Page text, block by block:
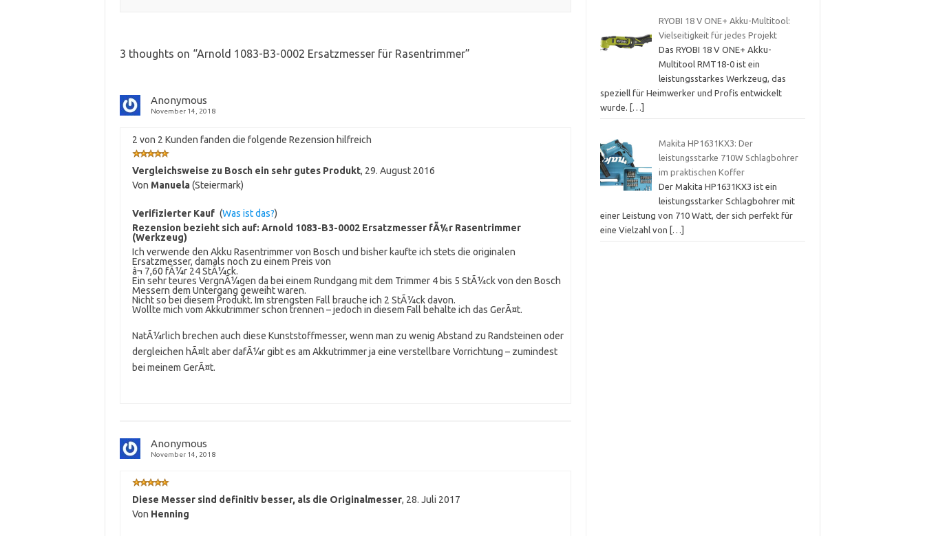
3 thoughts on “Arnold 1083-B3-0002 Ersatzmesser für Rasentrimmer”
Anonymous
November 14, 2018
2 von 2 Kunden fanden die folgende Rezension hilfreich
Vergleichsweise zu Bosch ein sehr gutes Produkt, 29. August 2016
Von Manuela(Steiermark)
Verifizierter Kauf (Was ist das?)
Rezension bezieht sich auf: Arnold 1083-B3-0002 Ersatzmesser fÃ¼r Rasentrimmer
(Werkzeug)
Ich verwende den Akku Rasentrimmer von Bosch und bisher kaufte ich stets die originalen
Ersatzmesser, damals noch zu einem Preis von
â¬ 7,60 fÃ¼r 24 StÃ¼ck.
Ein sehr teures VergnÃ¼gen da bei einem Rundgang mit dem Trimmer 4 bis 5 StÃ¼ck von den Bosch
Messern dem Untergang geweiht waren.
Nicht so bei diesem Produkt. Im strengsten Fall brauche ich 2 StÃ¼ck davon.
Wollte mich vom Akkutrimmer schon trennen – jedoch in diesem Fall behalte ich das GerÃ¤t.
NatÃ¼rlich brechen auch diese Kunststoffmesser, wenn man zu wenig Abstand zu Randsteinen oder
dergleichen hÃ¤lt aber dafÃ¼r gibt es am Akkutrimmer ja eine verstellbare Vorrichtung – zumindest
bei meinem GerÃ¤t.
Anonymous
November 14, 2018
Diese Messer sind definitiv besser, als die Originalmesser, 28. Juli 2017
Von Henning
RYOBI 18 V ONE+ Akku-Multitool:
Vielseitigkeit für jedes Projekt
Das RYOBI 18 V ONE+ Akku-
Multitool RMT18-0 ist ein
leistungsstarkes Werkzeug, das
speziell für Heimwerker und Profis entwickelt
wurde.
[…]
Makita HP1631KX3: Der
leistungsstarke 710W Schlagbohrer
im praktischen Koffer
Der Makita HP1631KX3 ist ein
leistungsstarker Schlagbohrer mit
einer Leistung von 710 Watt, der sich perfekt für
eine Vielzahl von
[…]